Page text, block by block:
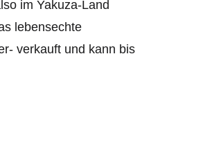
im Yakuza-Land
lebensechte
verkauft und kann bis